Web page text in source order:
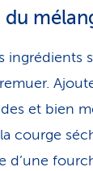
du
ingrédients
et bien
courge
d’une